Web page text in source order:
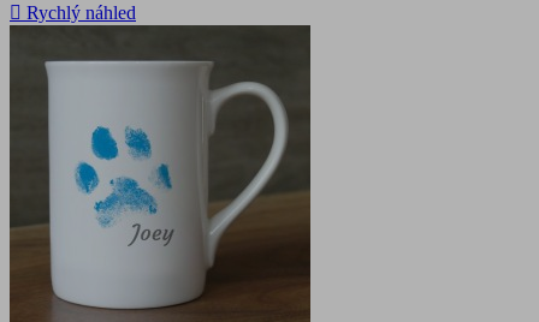
 Rychlý náhled